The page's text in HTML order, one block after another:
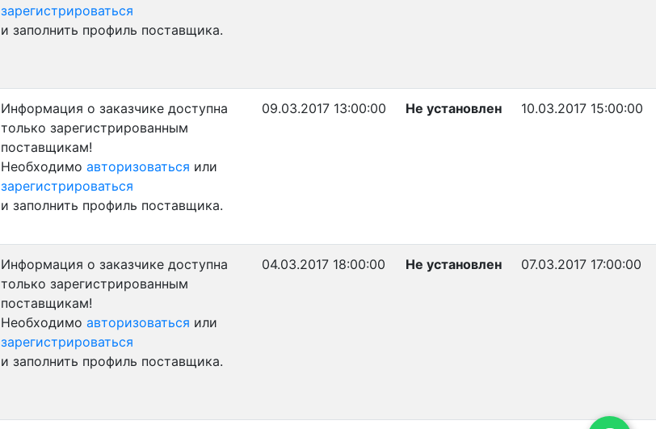
зарегистрироваться
и заполнить профиль поставщика.
Информация о заказчике доступна
только зарегистрированным
поставщикам!
Необходимо авторизоваться или
зарегистрироваться
и заполнить профиль поставщика.
09.03.2017 13:00:00 Не установлен 10.03.2017 15:00:00
Информация о заказчике доступна
только зарегистрированным
поставщикам!
Необходимо авторизоваться или
зарегистрироваться
и заполнить профиль поставщика.
04.03.2017 18:00:00 Не установлен 07.03.2017 17:00:00